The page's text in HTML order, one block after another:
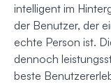
intelligent im
der Benutzer, der
echte Person ist.
dennoch
beste